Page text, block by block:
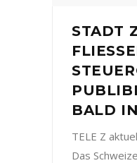
STADT
BALD
TELE Z
Das